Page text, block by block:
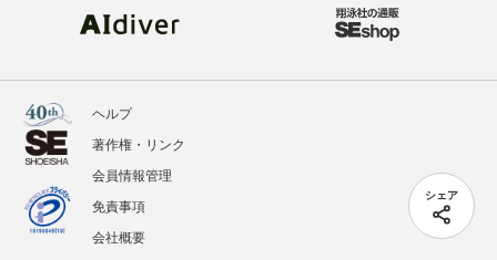
シェア
ヘルプ
著作権・リンク
会員情報管理
免責事項
会社概要